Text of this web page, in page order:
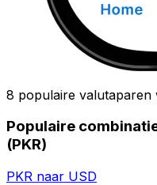
8 populaire valutaparen
Populaire
(PKR)
PKR naar USD